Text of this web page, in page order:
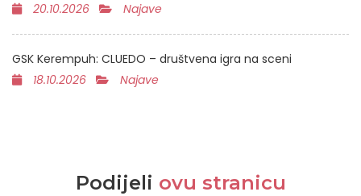
20.10.2026
Najave
GSK Kerempuh: CLUEDO – društvena igra na sceni
18.10.2026
Najave
Podijeli ovu stranicu